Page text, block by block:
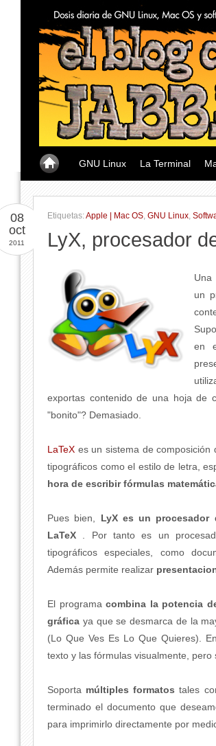
GNU Linux La Terminal
Etiquetas:Apple | Mac OS, GNU Linux,
08
oct
2011 LyX, procesador
Una
un
en
exportas contenido de una hoja de
"bonito"? Demasiado.
LaTeX es un sistema de
tipográficos como el estilo de letra,
hora de escribir fórmulas
Pues bien, LyX es un procesador
LaTeX . Por tanto es un
tipográficos especiales, como
Además permite realizar
El programa combina la potencia
gráfica ya que se desmarca de la
(Lo Que Ves Es Lo Que Quieres).
texto y las fórmulas visualmente, pero
Soporta múltiples formatos tales
terminado el documento que
para imprimirlo directamente por